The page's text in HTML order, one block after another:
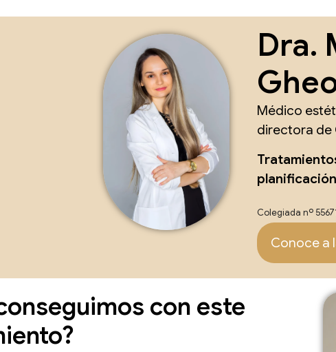
Dra.
Médico
directora de
Colegiada nº
Conoce a
con este